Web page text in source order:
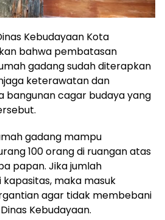
Kebudayaan Kota
bahwa pembatasan
gadang sudah diterapkan
keterawatan dan
bangunan cagar budaya yang
gadang mampu
100 orang di ruangan atas
papan. Jika jumlah
maka masuk
agar tidak membebani
Kebudayaan.